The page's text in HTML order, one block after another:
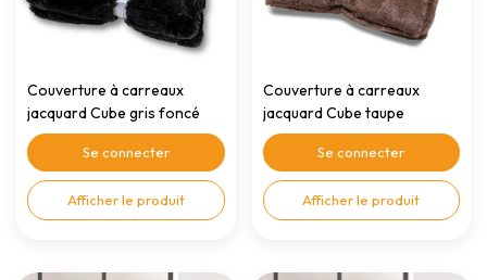
Couverture à carreaux
jacquard Cube gris foncé
150x200cm
Se connecter
Afficher le produit
Couverture à carreaux
jacquard Cube taupe
150x200cm
Se connecter
Afficher le produit